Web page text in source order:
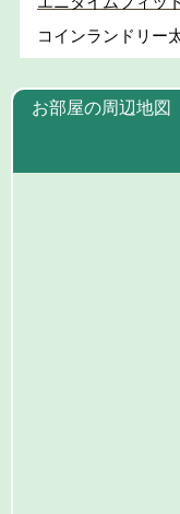
コインランドリー
お部屋の周辺地図